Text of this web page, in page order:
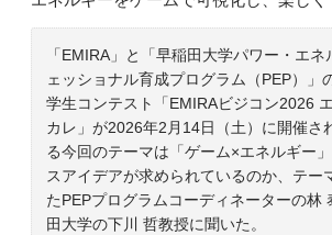
「EMIRA」と「早稲田大学パワー・エ
ェッショナル育成プログラム（PEP）」
学生コンテスト「EMIRAビジコン2026
カレ」が2026年2月14日（土）に開催さ
る今回のテーマは「ゲーム×エネルギー
スアイデアが求められているのか、テー
たPEPプログラムコーディネーターの林
田大学の下川 哲教授に聞いた。